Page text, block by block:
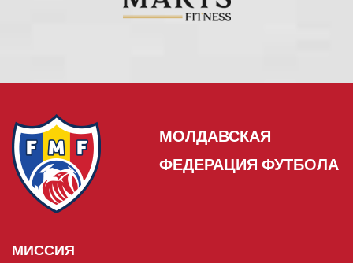
МОЛДАВСКАЯ
ФЕДЕРАЦИЯ ФУТБОЛА
МИССИЯ